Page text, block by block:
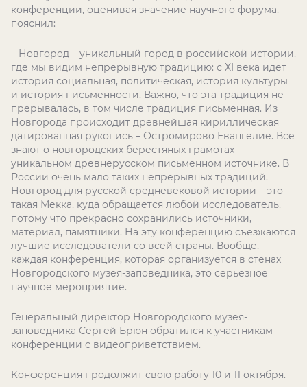
конференции, оценивая значение научного форума,
пояснил:
– Новгород – уникальный город в российской истории,
где мы видим непрерывную традицию: с XI века идет
история социальная, политическая, история культуры
и история письменности. Важно, что эта традиция не
прерывалась, в том числе традиция письменная. Из
Новгорода происходит древнейшая кириллическая
датированная рукопись – Остромирово Евангелие. Все
знают о новгородских берестяных грамотах –
уникальном древнерусском письменном источнике. В
России очень мало таких непрерывных традиций.
Новгород для русской средневековой истории – это
такая Мекка, куда обращается любой исследователь,
потому что прекрасно сохранились источники,
материал, памятники. На эту конференцию съезжаются
лучшие исследователи со всей страны. Вообще,
каждая конференция, которая организуется в стенах
Новгородского музея-заповедника, это серьезное
научное мероприятие.
Генеральный директор Новгородского музея-
заповедника Сергей Брюн обратился к участникам
конференции с видеоприветствием.
Конференция продолжит свою работу 10 и 11 октября.